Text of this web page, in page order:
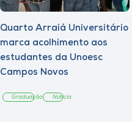
Quarto Arraiá Universitário
marca acolhimento aos
estudantes da Unoesc
Campos Novos
Graduação Notícia